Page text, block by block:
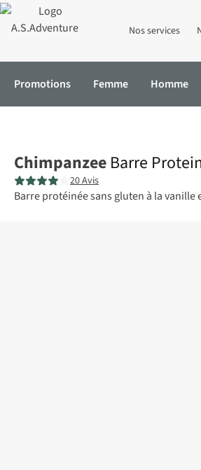
Nos services
Promotions Femme Homme
Chimpanzee Barre
20 Avis
Barre protéinée sans gluten à la